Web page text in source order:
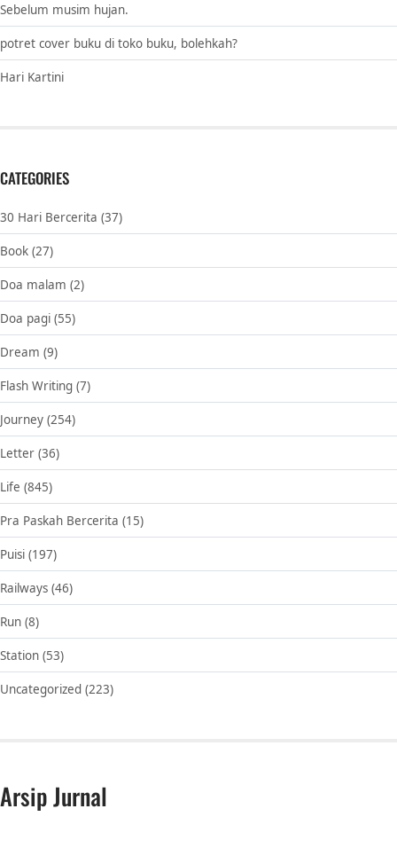
Sebelum musim hujan.
potret cover buku di toko buku, bolehkah?
Hari Kartini
CATEGORIES
30 Hari Bercerita (37)
Book (27)
Doa malam (2)
Doa pagi (55)
Dream (9)
Flash Writing (7)
Journey (254)
Letter (36)
Life (845)
Pra Paskah Bercerita (15)
Puisi (197)
Railways (46)
Run (8)
Station (53)
Uncategorized (223)
Arsip Jurnal